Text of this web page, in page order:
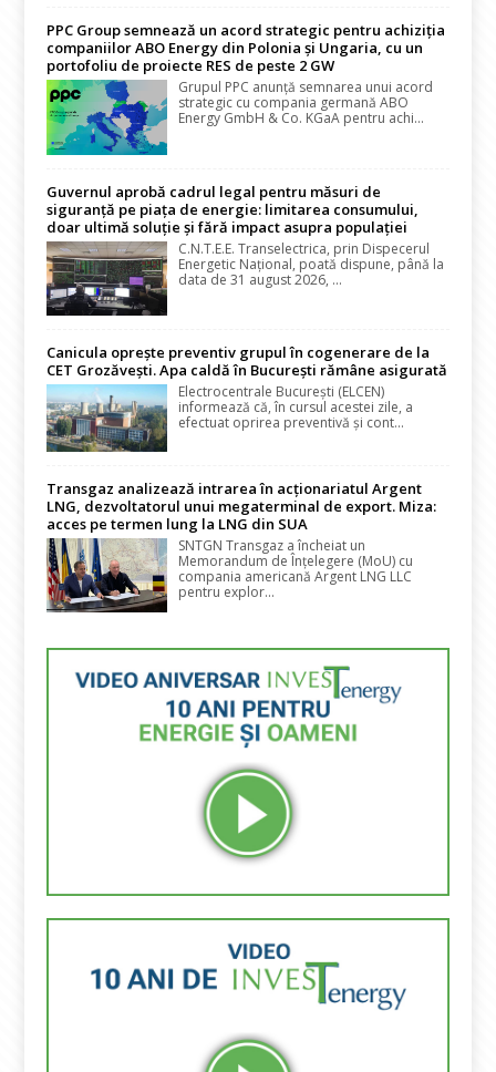
PPC Group semnează un acord strategic pentru achiziția
companiilor ABO Energy din Polonia și Ungaria, cu un
portofoliu de proiecte RES de peste 2 GW
Grupul PPC anunță semnarea unui acord
strategic cu compania germană ABO
Energy GmbH & Co. KGaA pentru achi...
Guvernul aprobă cadrul legal pentru măsuri de
siguranță pe piața de energie: limitarea consumului,
doar ultimă soluție și fără impact asupra populației
C.N.T.E.E. Transelectrica, prin Dispecerul
Energetic Național, poată dispune, până la
data de 31 august 2026, ...
Canicula oprește preventiv grupul în cogenerare de la
CET Grozăvești. Apa caldă în București rămâne asigurată
Electrocentrale București (ELCEN)
informează că, în cursul acestei zile, a
efectuat oprirea preventivă și cont...
Transgaz analizează intrarea în acționariatul Argent
LNG, dezvoltatorul unui megaterminal de export. Miza:
acces pe termen lung la LNG din SUA
SNTGN Transgaz a încheiat un
Memorandum de Înțelegere (MoU) cu
compania americană Argent LNG LLC
pentru explor...